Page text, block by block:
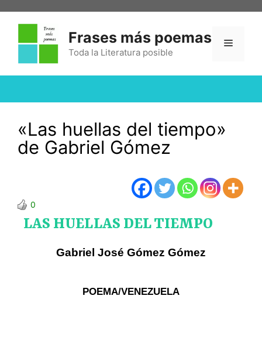
Frases más poemas
Toda la Literatura posible
«Las huellas del tiempo»
de Gabriel Gómez
0
LAS HUELLAS DEL TIEMPO
Gabriel José Gómez Gómez
POEMA/VENEZUELA